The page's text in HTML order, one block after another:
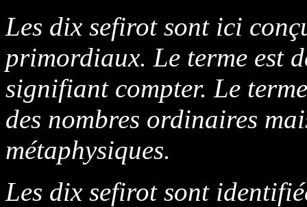
Les dix sefirot sont ici
primordiaux. Le terme est
signifiant compter. Le
des nombres ordinaires
métaphysiques.
Les dix sefirot sont